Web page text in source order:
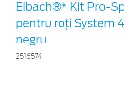
Eibach®* Kit Pro-
pentru roți System
negru
2516574